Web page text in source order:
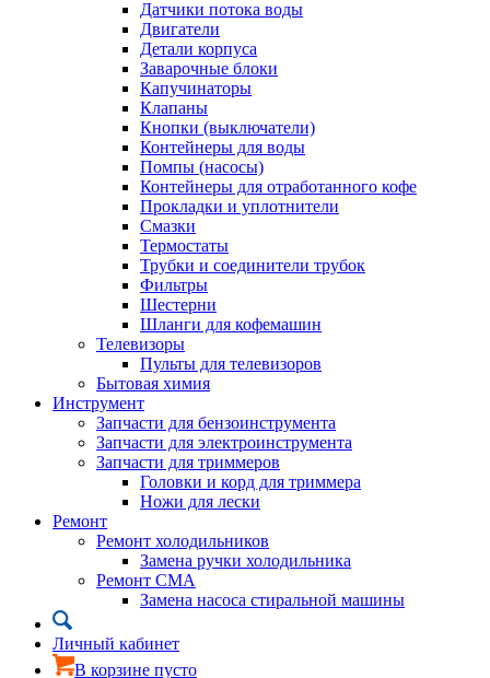
Датчики потока воды
Двигатели
Детали корпуса
Заварочные блоки
Капучинаторы
Клапаны
Кнопки (выключатели)
Контейнеры для воды
Помпы (насосы)
Контейнеры для отработанного кофе
Прокладки и уплотнители
Смазки
Термостаты
Трубки и соединители трубок
Фильтры
Шестерни
Шланги для кофемашин
Телевизоры
Пульты для телевизоров
Бытовая химия
Инструмент
Запчасти для бензоинструмента
Запчасти для электроинструмента
Запчасти для триммеров
Головки и корд для триммера
Ножи для лески
Ремонт
Ремонт холодильников
Замена ручки холодильника
Ремонт СМА
Замена насоса стиральной машины
Личный кабинет
В корзине пусто